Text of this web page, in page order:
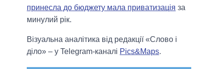
принесла до бюджету мала приватизація за
минулий рік.
Візуальна аналітика від редакції «Слово і
діло» – у Telegram-каналі Pics&Maps.